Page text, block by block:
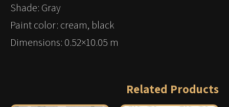
Shade: Gray
Paint color: cream, black
Dimensions: 0.52×10.05 m
Related Products